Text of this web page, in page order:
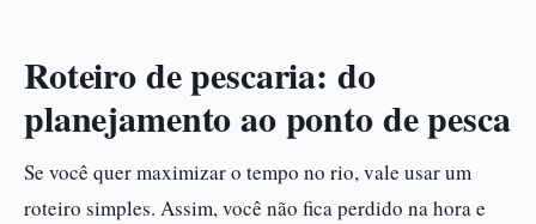
Roteiro de pescaria: do
planejamento ao ponto de pesca
Se você quer maximizar o tempo no rio, vale usar um
roteiro simples. Assim, você não fica perdido na hora e